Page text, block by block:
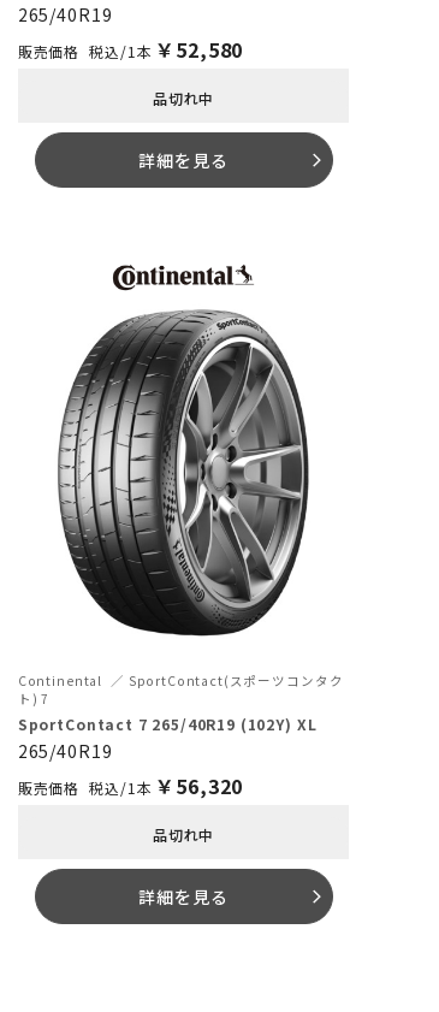
265/40R19
税込/1本 ￥ 52,580
品切れ中
詳細を見る arrow_forward_ios
Continental
SportContact(スポーツコンタク
ト) 7
SportContact 7 265/40R19 (102Y) XL
265/40R19
税込/1本 ￥ 56,320
品切れ中
詳細を見る arrow_forward_ios